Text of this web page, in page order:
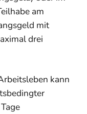
am
mit
drei
kann